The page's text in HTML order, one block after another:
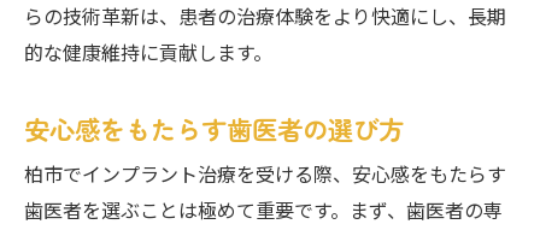
らの技術革新は、患者の治療体験をより快適にし、長期
的な健康維持に貢献します。
安心感をもたらす歯医者の選び方
柏市でインプラント治療を受ける際、安心感をもたらす
歯医者を選ぶことは極めて重要です。まず、歯医者の専